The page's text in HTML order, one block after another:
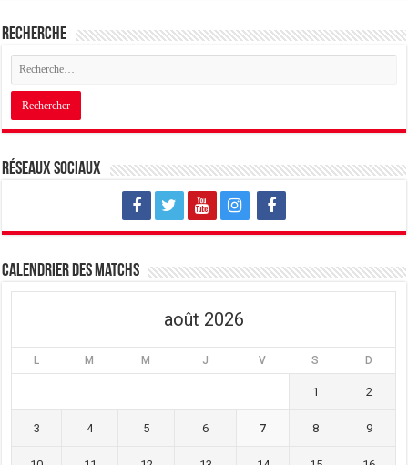
Recherche
Réseaux sociaux
Calendrier des matchs
août 2026
L M M J V S D
1 2
3 4 5 6 7 8 9